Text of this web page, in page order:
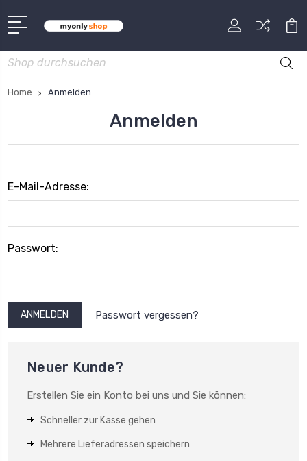
Suche
Home Anmelden
Anmelden
E-Mail-Adresse:
Passwort:
Passwort vergessen?
Neuer Kunde?
Erstellen Sie ein Konto bei uns und Sie können:
Schneller zur Kasse gehen
Mehrere Lieferadressen speichern